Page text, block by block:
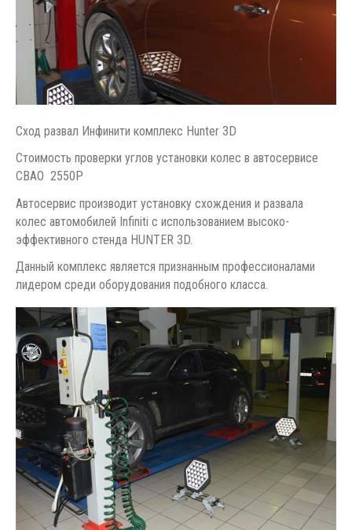
Сход развал Инфинити комплекс Hunter 3D
Стоимость проверки углов установки колес в автосервисе
СВАО 2550P
Автосервис производит установку схождения и развала
колес автомобилей Infiniti с использованием высоко-
эффективного стенда HUNTER 3D.
Данный комплекс является признанным профессионалами
лидером среди оборудования подобного класса.